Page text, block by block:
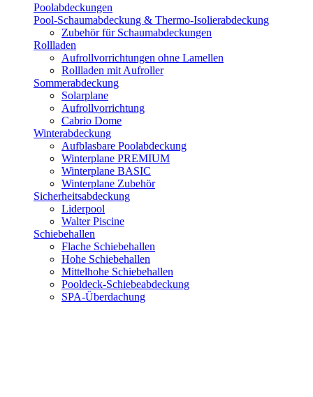
Poolabdeckungen
Pool-Schaumabdeckung & Thermo-Isolierabdeckung
Zubehör für Schaumabdeckungen
Rollladen
Aufrollvorrichtungen ohne Lamellen
Rollladen mit Aufroller
Sommerabdeckung
Solarplane
Aufrollvorrichtung
Cabrio Dome
Winterabdeckung
Aufblasbare Poolabdeckung
Winterplane PREMIUM
Winterplane BASIC
Winterplane Zubehör
Sicherheitsabdeckung
Liderpool
Walter Piscine
Schiebehallen
Flache Schiebehallen
Hohe Schiebehallen
Mittelhohe Schiebehallen
Pooldeck-Schiebeabdeckung
SPA-Überdachung